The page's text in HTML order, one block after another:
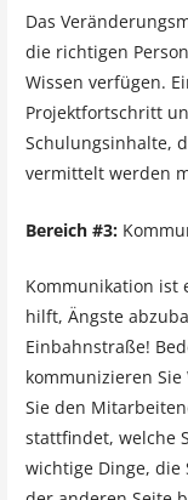
Das
die richtigen
Wissen verfügen.
Projektfortschritt
Schulungsinhalte,
vermittelt werden
Bereich #3:
Kommunikation ist
hilft, Ängste
Einbahnstraße!
kommunizieren
Sie den
stattfindet, welche
wichtige Dinge, die